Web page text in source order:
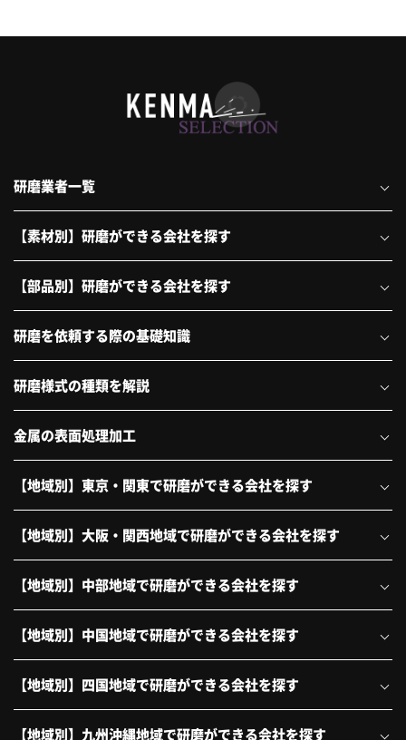
研磨業者一覧
【素材別】研磨ができる会社を探す
【部品別】研磨ができる会社を探す
研磨を依頼する際の基礎知識
研磨様式の種類を解説
金属の表面処理加工
【地域別】東京・関東で研磨ができる会社を探す
【地域別】大阪・関西地域で研磨ができる会社を探す
【地域別】中部地域で研磨ができる会社を探す
【地域別】中国地域で研磨ができる会社を探す
【地域別】四国地域で研磨ができる会社を探す
【地域別】九州沖縄地域で研磨ができる会社を探す